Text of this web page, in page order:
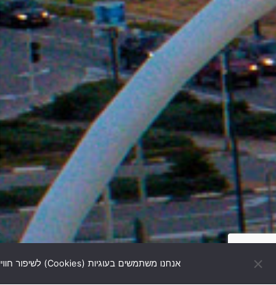
אנחנו משתמשים בעוגיות (Cookies) לשיפור חוויית השימוש, ניתוח ובקרת שירותים. המשך גלישה מהווה הסכמה בהתאם למדיניות הפרטיות ולחוק הגנת הפרטיות